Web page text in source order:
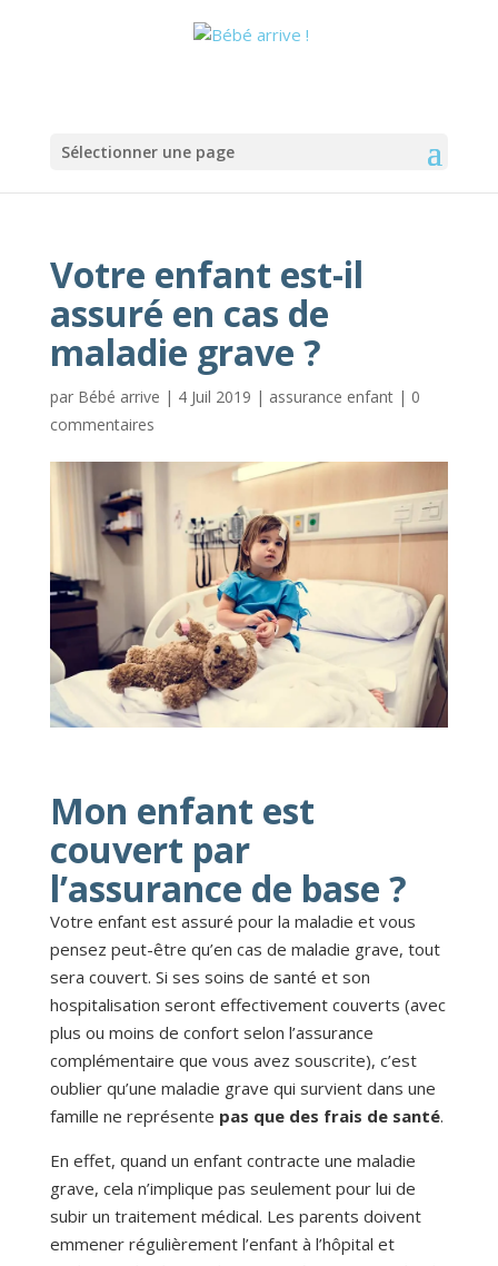
Sélectionner une page
Votre enfant est-il
assuré en cas de
maladie grave ?
par Bébé arrive | 4 Juil 2019 | assurance enfant| 0
commentaires
Mon enfant est
couvert par
l’assurance de base ?
Votre enfant est assuré pour la maladie et vous
pensez peut-être qu’en cas de maladie grave, tout
sera couvert. Si ses soins de santé et son
hospitalisation seront effectivement couverts (avec
plus ou moins de confort selon l’assurance
complémentaire que vous avez souscrite), c’est
oublier qu’une maladie grave qui survient dans une
famille ne représente pas que des frais de santé.
En effet, quand un enfant contracte une maladie
grave, cela n’implique pas seulement pour lui de
subir un traitement médical. Les parents doivent
emmener régulièrement l’enfant à l’hôpital et